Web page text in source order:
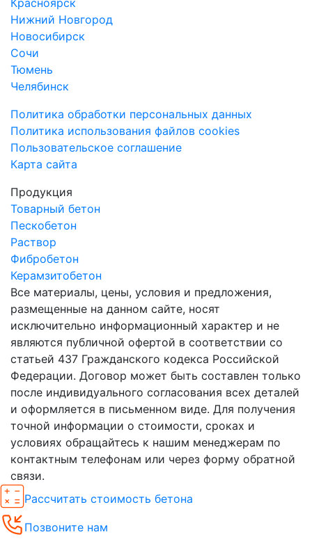
Красноярск
Нижний Новгород
Новосибирск
Сочи
Тюмень
Челябинск
Политика обработки персональных данных
Политика использования файлов cookies
Пользовательское соглашение
Карта сайта
Продукция
Товарный бетон
Пескобетон
Раствор
Фибробетон
Керамзитобетон
Все материалы, цены, условия и предложения,
размещенные на данном сайте, носят
исключительно информационный характер и не
являются публичной офертой в соответствии со
статьей 437 Гражданского кодекса Российской
Федерации. Договор может быть составлен только
после индивидуального согласования всех деталей
и оформляется в письменном виде. Для получения
точной информации о стоимости, сроках и
условиях обращайтесь к нашим менеджерам по
контактным телефонам или через форму обратной
связи.
Рассчитать стоимость бетона
Позвоните нам